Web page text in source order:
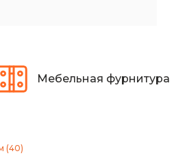
Мебельная фурнитура
(40)